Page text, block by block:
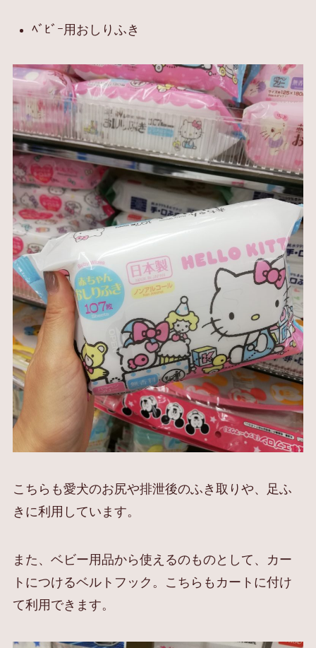
ﾍﾞﾋﾞｰ用おしりふき
こちらも愛犬のお尻や排泄後のふき取りや、足ふ
きに利用しています。
また、ベビー用品から使えるのものとして、カー
トにつけるベルトフック。こちらもカートに付け
て利用できます。